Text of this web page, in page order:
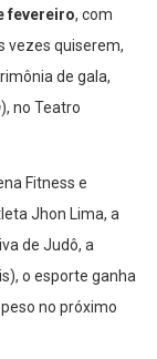
fevereiro, com
vezes quiserem,
de gala,
), no Teatro
Fitness e
Jhon Lima, a
de Judô, a
o esporte ganha
no próximo